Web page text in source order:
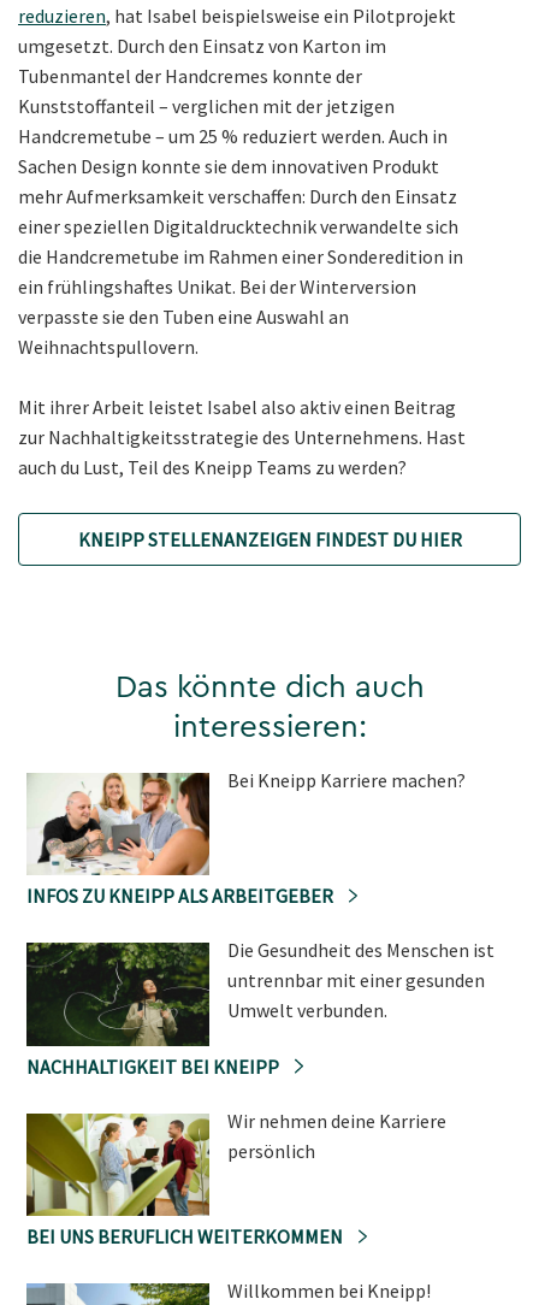
reduzieren, hat Isabel beispielsweise ein Pilotprojekt
umgesetzt. Durch den Einsatz von Karton im
Tubenmantel der Handcremes konnte der
Kunststoffanteil – verglichen mit der jetzigen
Handcremetube – um 25 % reduziert werden. Auch in
Sachen Design konnte sie dem innovativen Produkt
mehr Aufmerksamkeit verschaffen: Durch den Einsatz
einer speziellen Digitaldrucktechnik verwandelte sich
die Handcremetube im Rahmen einer Sonderedition in
ein frühlingshaftes Unikat. Bei der Winterversion
verpasste sie den Tuben eine Auswahl an
Weihnachtspullovern.
Mit ihrer Arbeit leistet Isabel also aktiv einen Beitrag
zur Nachhaltigkeitsstrategie des Unternehmens. Hast
auch du Lust, Teil des Kneipp Teams zu werden?
KNEIPP STELLENANZEIGEN FINDEST DU HIER
Das könnte dich auch
interessieren:
Bei Kneipp Karriere machen?
INFOS ZU KNEIPP ALS ARBEITGEBER
Die Gesundheit des Menschen ist
untrennbar mit einer gesunden
Umwelt verbunden.
NACHHALTIGKEIT BEI KNEIPP
Wir nehmen deine Karriere
persönlich
BEI UNS BERUFLICH WEITERKOMMEN
Willkommen bei Kneipp!